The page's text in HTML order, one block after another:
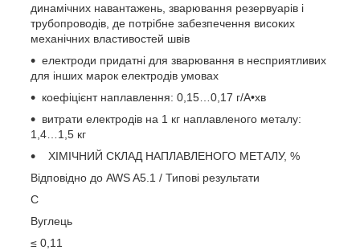
динамічних навантажень, зварювання резервуарів і
трубопроводів, де потрібне забезпечення високих
механічних властивостей швів
електроди придатні для зварювання в несприятливих
для інших марок електродів умовах
коефіцієнт наплавлення: 0,15…0,17 г/А•хв
витрати електродів на 1 кг наплавленого металу:
1,4…1,5 кг
ХІМІЧНИЙ СКЛАД НАПЛАВЛЕНОГО МЕТАЛУ, %
Відповідно до AWS A5.1 / Типові результати
C
Вуглець
≤ 0,11